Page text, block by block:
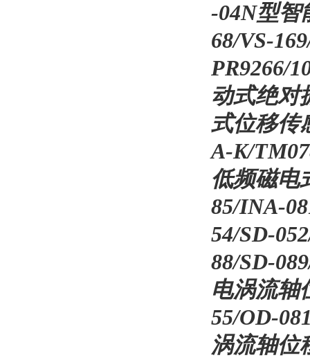
-04N型智
68/VS-
PR9266/
动式绝对
式位移传
A-K/
低频磁电
85/INA-
54/SD-
88/SD-
电涡流轴
55/OD-
涡流轴位